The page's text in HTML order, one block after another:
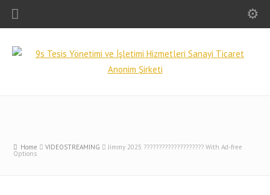
Home VIDEOSTREAMING Jimmy 2025 ???????????????????? With Ad-free
Options